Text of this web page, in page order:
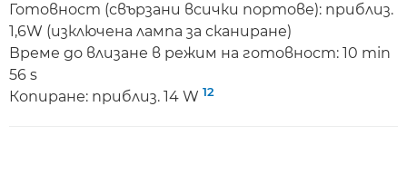
Готовност (свързани всички портове): приблиз.
1,6W (изключена лампа за сканиране)
Време до влизане в режим на готовност: 10 min
56 s
Копиране: приблиз. 14 W 12